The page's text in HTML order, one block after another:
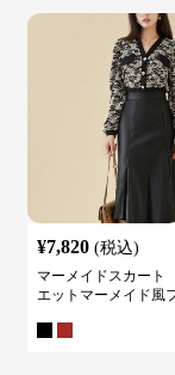
¥7,820 (税込)
マーメイドスカー
エットマーメイド風